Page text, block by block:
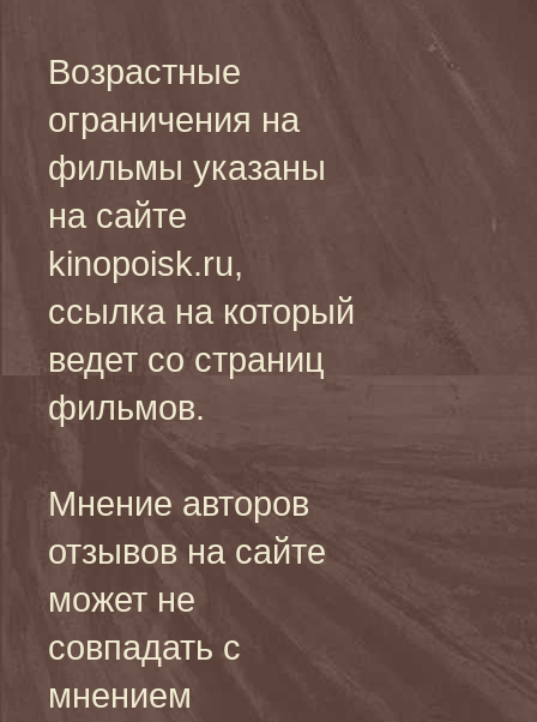
Возрастные
ограничения на
фильмы указаны
на сайте
kinopoisk.ru,
ссылка на который
ведет со страниц
фильмов.
Мнение авторов
отзывов на сайте
может не
совпадать с
мнением